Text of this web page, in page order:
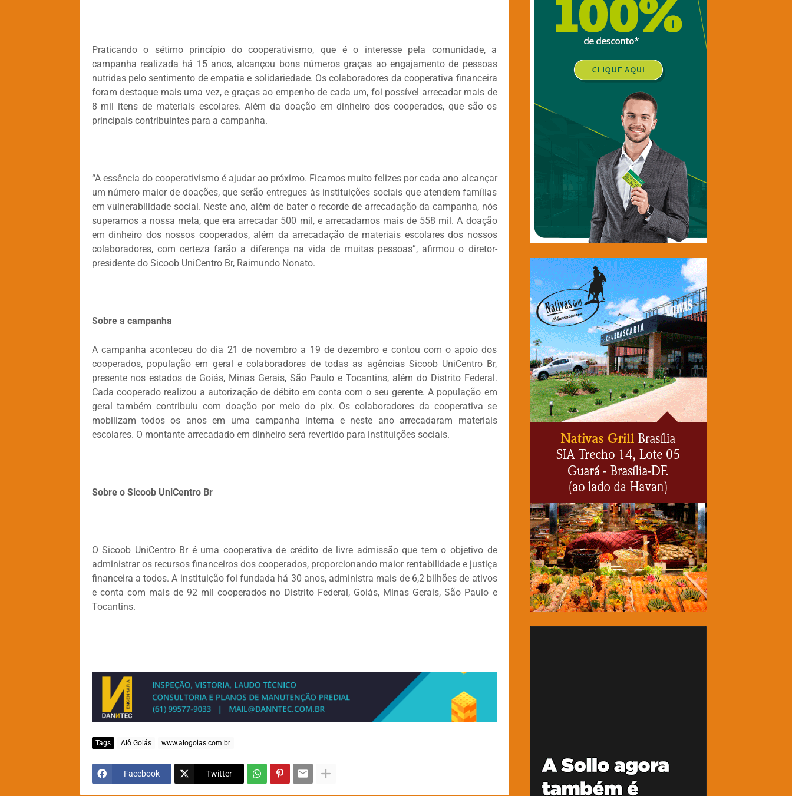
Praticando o sétimo princípio do cooperativismo, que é o interesse pela comunidade, a
campanha realizada há 15 anos, alcançou bons números graças ao engajamento de pessoas
nutridas pelo sentimento de empatia e solidariedade. Os colaboradores da cooperativa financeira
foram destaque mais uma vez, e graças ao empenho de cada um, foi possível arrecadar mais de
8 mil itens de materiais escolares. Além da doação em dinheiro dos cooperados, que são os
principais contribuintes para a campanha.
“A essência do cooperativismo é ajudar ao próximo. Ficamos muito felizes por cada ano alcançar
um número maior de doações, que serão entregues às instituições sociais que atendem famílias
em vulnerabilidade social. Neste ano, além de bater o recorde de arrecadação da campanha, nós
superamos a nossa meta, que era arrecadar 500 mil, e arrecadamos mais de 558 mil. A doação
em dinheiro dos nossos cooperados, além da arrecadação de materiais escolares dos nossos
colaboradores, com certeza farão a diferença na vida de muitas pessoas”, afirmou o diretor-
presidente do Sicoob UniCentro Br, Raimundo Nonato.
Sobre a campanha
A campanha aconteceu do dia 21 de novembro a 19 de dezembro e contou com o apoio dos
cooperados, população em geral e colaboradores de todas as agências Sicoob UniCentro Br,
presente nos estados de Goiás, Minas Gerais, São Paulo e Tocantins, além do Distrito Federal.
Cada cooperado realizou a autorização de débito em conta com o seu gerente. A população em
geral também contribuiu com doação por meio do pix. Os colaboradores da cooperativa se
mobilizam todos os anos em uma campanha interna e neste ano arrecadaram materiais
escolares. O montante arrecadado em dinheiro será revertido para instituições sociais.
Sobre o Sicoob UniCentro Br
O Sicoob UniCentro Br é uma cooperativa de crédito de livre admissão que tem o objetivo de
administrar os recursos financeiros dos cooperados, proporcionando maior rentabilidade e justiça
financeira a todos. A instituição foi fundada há 30 anos, administra mais de 6,2 bilhões de ativos
e conta com mais de 92 mil cooperados no Distrito Federal, Goiás, Minas Gerais, São Paulo e
Tocantins.
Tags Alô Goiás www.alogoias.com.br
Facebook Twitter